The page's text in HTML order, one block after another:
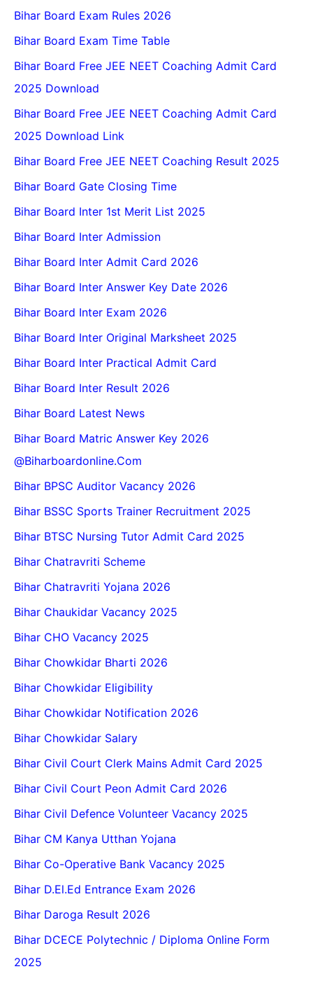
Bihar Board Exam Rules 2026
Bihar Board Exam Time Table
Bihar Board Free JEE NEET Coaching Admit Card
2025 Download
Bihar Board Free JEE NEET Coaching Admit Card
2025 Download Link
Bihar Board Free JEE NEET Coaching Result 2025
Bihar Board Gate Closing Time
Bihar Board Inter 1st Merit List 2025
Bihar Board Inter Admission
Bihar Board Inter Admit Card 2026
Bihar Board Inter Answer Key Date 2026
Bihar Board Inter Exam 2026
Bihar Board Inter Original Marksheet 2025
Bihar Board Inter Practical Admit Card
Bihar Board Inter Result 2026
Bihar Board Latest News
Bihar Board Matric Answer Key 2026
@biharboardonline.com
Bihar BPSC Auditor Vacancy 2026
Bihar BSSC Sports Trainer Recruitment 2025
Bihar BTSC Nursing Tutor Admit Card 2025
Bihar Chatravriti Scheme
Bihar Chatravriti Yojana 2026
Bihar Chaukidar Vacancy 2025
Bihar CHO Vacancy 2025
Bihar Chowkidar Bharti 2026
Bihar Chowkidar Eligibility
Bihar Chowkidar Notification 2026
Bihar Chowkidar Salary
Bihar Civil Court Clerk Mains Admit Card 2025
Bihar Civil Court Peon Admit Card 2026
Bihar Civil Defence Volunteer Vacancy 2025
Bihar CM Kanya Utthan Yojana
Bihar Co-Operative Bank Vacancy 2025
Bihar D.El.Ed Entrance Exam 2026
Bihar Daroga Result 2026
Bihar DCECE Polytechnic / Diploma Online Form
2025